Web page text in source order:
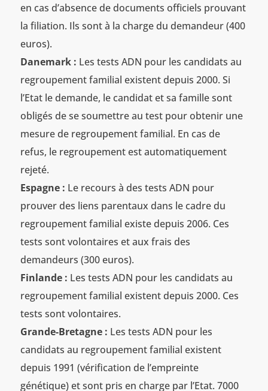
en cas d’absence de documents officiels prouvant
la filiation. Ils sont à la charge du demandeur (400
euros).
Danemark : Les tests ADN pour les candidats au
regroupement familial existent depuis 2000. Si
l’Etat le demande, le candidat et sa famille sont
obligés de se soumettre au test pour obtenir une
mesure de regroupement familial. En cas de
refus, le regroupement est automatiquement
rejeté.
Espagne : Le recours à des tests ADN pour
prouver des liens parentaux dans le cadre du
regroupement familial existe depuis 2006. Ces
tests sont volontaires et aux frais des
demandeurs (300 euros).
Finlande : Les tests ADN pour les candidats au
regroupement familial existent depuis 2000. Ces
tests sont volontaires.
Grande-Bretagne : Les tests ADN pour les
candidats au regroupement familial existent
depuis 1991 (vérification de l’empreinte
génétique) et sont pris en charge par l’Etat. 7000